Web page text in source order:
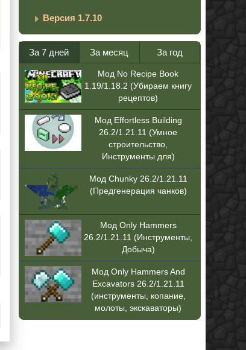
Версия 1.7.10
За 7 дней За месяц За год
Мод No Recipe Book
1.19/1.18.2 (Убираем книгу
рецептов)
Мод Effortless Building
26.2/1.21.11 (Умное
строительство,
Инструменты для)
Мод Chunky 26.2/1.21.11
(Предгенерация чанков)
Мод Only Hammers
26.2/1.21.11 (Инструменты,
Добыча)
Мод Only Hammers And
Excavators 26.2/1.21.11
(инструменты, копание,
молоты, экскаваторы)